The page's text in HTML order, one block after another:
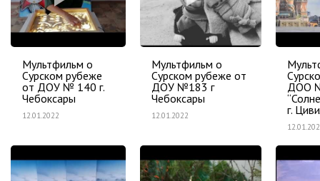
Мультфильм о
Сурском рубеже
от ДОУ № 140 г.
Чебоксары
12.01.2022
Мультфильм о
Сурском рубеже от
ДОУ №183 г
Чебоксары
12.01.2022
ДОО
г.